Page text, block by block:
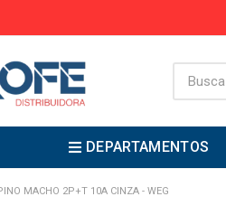
DEPARTAMENTOS
MACHO 2P+T 10A CINZA - WEG